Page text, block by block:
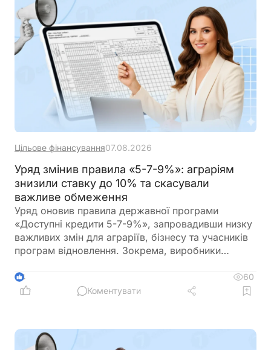
Цільове фінансування07.08.2026
Уряд змінив правила «5-7-9%»: аграріям
знизили ставку до 10% та скасували
важливе обмеження
Уряд оновив правила державної програми
«Доступні кредити 5-7-9%», запровадивши низку
важливих змін для аграріїв, бізнесу та учасників
програм відновлення. Зокрема, виробники
більше можливостей для фінансування
оборотного капіталу за нижчою ставкою, а з 1
4
60
Коментувати